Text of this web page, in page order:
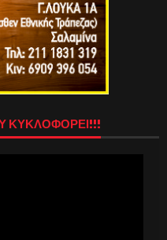
ΚΥΚΛΟΦΟΡΕΙ!!!